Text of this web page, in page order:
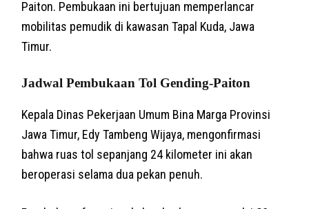
Paiton. Pembukaan ini bertujuan memperlancar
mobilitas pemudik di kawasan Tapal Kuda, Jawa
Timur.
Jadwal Pembukaan Tol Gending-Paiton
Kepala Dinas Pekerjaan Umum Bina Marga Provinsi
Jawa Timur, Edy Tambeng Wijaya, mengonfirmasi
bahwa ruas tol sepanjang 24 kilometer ini akan
beroperasi selama dua pekan penuh.